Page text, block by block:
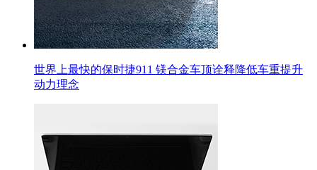
世界上最快的保时捷911 镁合金车顶诠释降低车重提升
动力理念